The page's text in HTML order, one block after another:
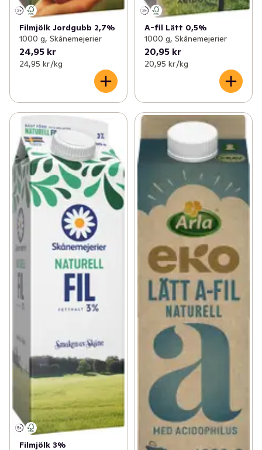
Filmjölk Jordgubb 2,7%
1000 g, Skånemejerier
24,95 kr
24,95 kr /kg
A-fil Lätt 0,5%
1000 g, Skånemejerier
20,95 kr
20,95 kr /kg
Filmjölk 3%